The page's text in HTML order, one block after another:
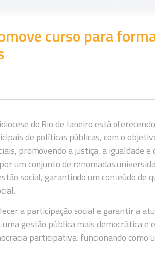
curso para
do Rio de Janeiro está
de políticas públicas, com o
promovendo a justiça, a igualdade
um conjunto de renomadas
social, garantindo um conteúdo
a participação social e garantir a
gestão pública mais democrática e
participativa, funcionando como